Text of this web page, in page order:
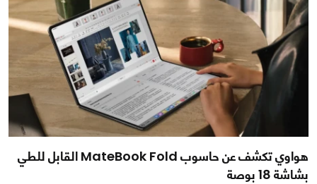
هواوي تكشف عن حاسوب MateBook Fold القابل للطي
بشاشة 18 بوصة